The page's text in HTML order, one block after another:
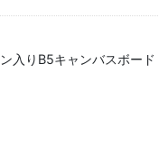
入りB5キャンバスボード